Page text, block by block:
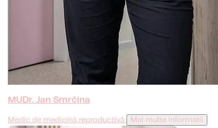
MUDr. Jan Smrčina
Medic de medicină reproductivă Mai multe informatii